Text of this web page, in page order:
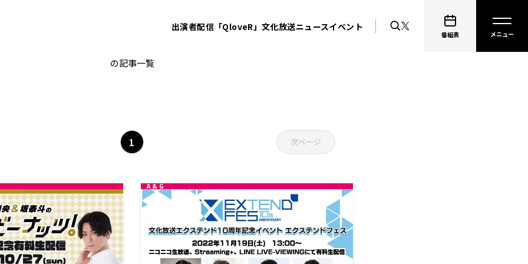
出演者配信「QloveR」文化放送ニュースイベント
番組表
有料生配信
の記事一覧
1 次ページ